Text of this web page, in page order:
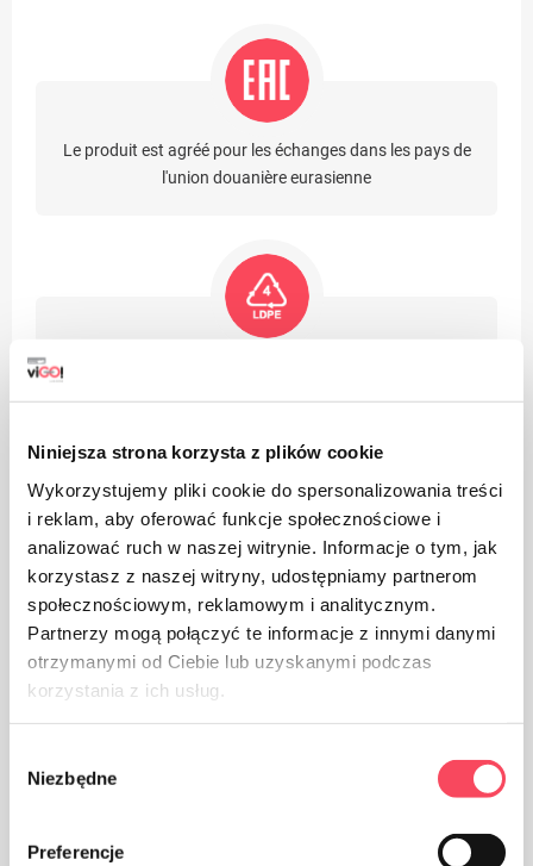
Niniejsza strona korzysta z plików cookie
Wykorzystujemy pliki cookie do spersonalizowania treści
i reklam, aby oferować funkcje społecznościowe i
analizować ruch w naszej witrynie. Informacje o tym, jak
korzystasz z naszej witryny, udostępniamy partnerom
społecznościowym, reklamowym i analitycznym.
Partnerzy mogą połączyć te informacje z innymi danymi
otrzymanymi od Ciebie lub uzyskanymi podczas
korzystania z ich usług.
zgody
Niezbędne
Preferencje
Le produit est agréé pour les échanges dans les pays de
l'union douanière eurasienne
Emballage en papier
Veillez à la propreté, jetez les emballages de produits